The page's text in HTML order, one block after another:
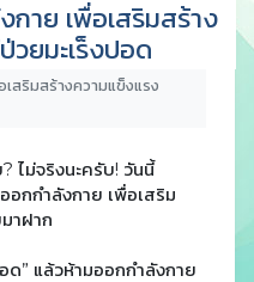
าย เพื่อเสริมสร้าง
ยมะเร็งปอด
าชน
สริมสร้างความแข็งแรง
ไม่จริงนะครับ! วันนี้
กกำลังกาย เพื่อเสริม
าฝาก
ด” แล้วห้ามออกกำลังกาย